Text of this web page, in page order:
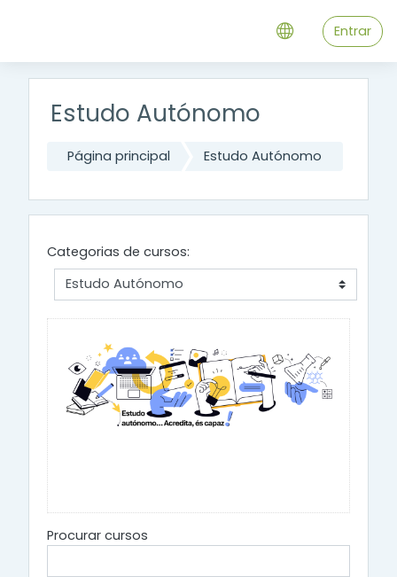
Entrar
Estudo Autónomo
Página principal Estudo Autónomo
Categorias de cursos:
Procurar cursos